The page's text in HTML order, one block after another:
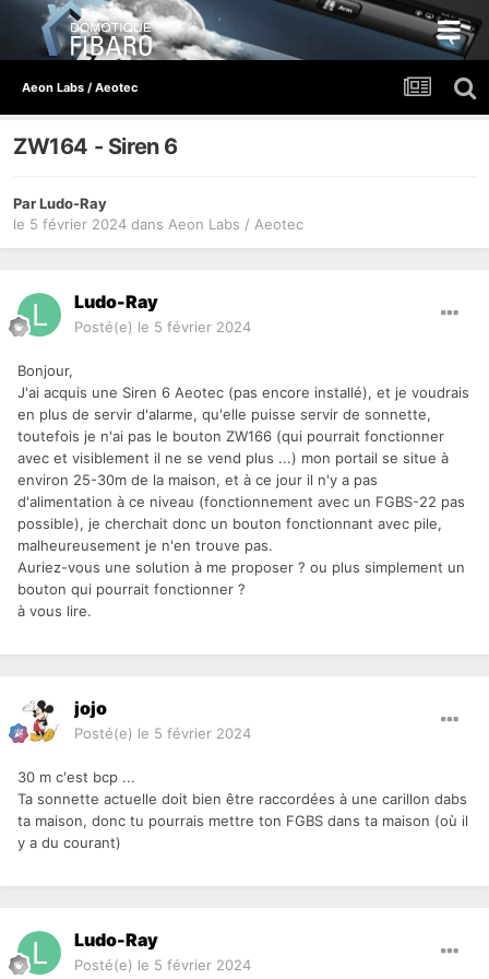
Aeon Labs / Aeotec
ZW164 - Siren 6
ParLudo-Ray
le 5 février 2024 dans Aeon Labs / Aeotec
Ludo-Ray
Posté(e) le 5 février 2024
Bonjour,
J'ai acquis une Siren 6 Aeotec (pas encore installé), et je voudrais
en plus de servir d'alarme, qu'elle puisse servir de sonnette,
toutefois je n'ai pas le bouton ZW166 (qui pourrait fonctionner
avec et visiblement il ne se vend plus ...) mon portail se situe à
environ 25-30m de la maison, et à ce jour il n'y a pas
d'alimentation à ce niveau (fonctionnement avec un FGBS-22 pas
possible), je cherchait donc un bouton fonctionnant avec pile,
malheureusement je n'en trouve pas.
Auriez-vous une solution à me proposer ? ou plus simplement un
bouton qui pourrait fonctionner ?
à vous lire.
jojo
Posté(e) le 5 février 2024
30 m c'est bcp ...
Ta sonnette actuelle doit bien être raccordées à une carillon dabs
ta maison, donc tu pourrais mettre ton FGBS dans ta maison (où il
y a du courant)
Ludo-Ray
Posté(e) le 5 février 2024